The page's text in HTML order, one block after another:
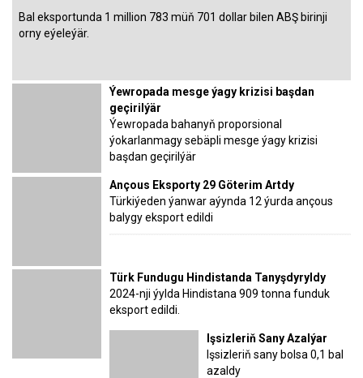
Bal eksportunda 1 million 783 müň 701 dollar bilen ABŞ birinji
orny eýeleýär.
Ýewropada mesge ýagy krizisi başdan
geçirilýär
Ýewropada bahanyň proporsional
ýokarlanmagy sebäpli mesge ýagy krizisi
başdan geçirilýär
Ançous Eksporty 29 Göterim Artdy
Türkiýeden ýanwar aýynda 12 ýurda ançous
balygy eksport edildi
Türk Fundugu Hindistanda Tanyşdyryldy
2024-nji ýylda Hindistana 909 tonna funduk
eksport edildi.
Işsizleriň Sany Azalýar
Işsizleriň sany bolsa 0,1 bal
azaldy